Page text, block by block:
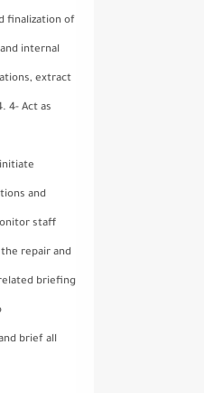
finalization of
internal
extract
4- Act as
and
staff
repair and
briefing
brief all